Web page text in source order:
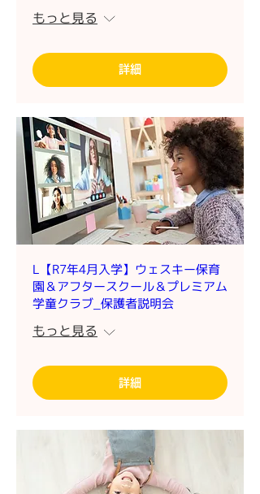
もっと見る
詳細
L【R7年4月入学】ウェスキー保育
園＆アフタースクール＆プレミアム
学童クラブ_保護者説明会
もっと見る
詳細